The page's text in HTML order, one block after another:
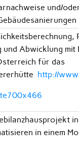
und/
Abwicklung mit
für das
http://
in einem